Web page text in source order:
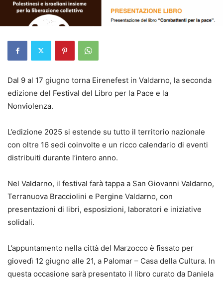
Dal 9 al 17 giugno torna Eirenefest in Valdarno, la seconda
edizione del Festival del Libro per la Pace e la
Nonviolenza.
L’edizione 2025 si estende su tutto il territorio nazionale
con oltre 16 sedi coinvolte e un ricco calendario di eventi
distribuiti durante l’intero anno.
Nel Valdarno, il festival farà tappa a San Giovanni Valdarno,
Terranuova Bracciolini e Pergine Valdarno, con
presentazioni di libri, esposizioni, laboratori e iniziative
solidali.
L’appuntamento nella città del Marzocco è fissato per
giovedì 12 giugno alle 21, a Palomar – Casa della Cultura. In
questa occasione sarà presentato il libro curato da Daniela